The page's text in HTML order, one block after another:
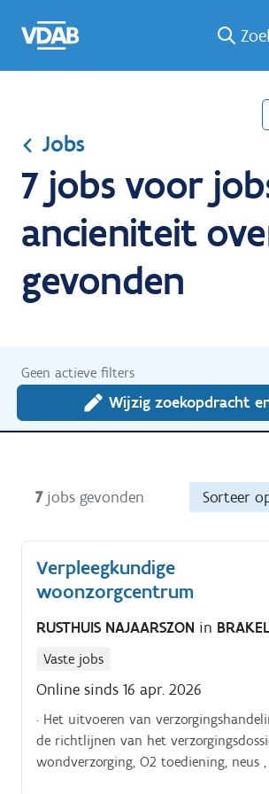
naar
een
een
job
naar
Jobs
7 jobs voor
ancieniteit
gevonden
Geen actieve filters
Wijzig zoekopdracht
7 jobs gevonden Sorteer
Verpleegkundige
woonzorgcentrum
RUSTHUIS NAJAARSZON in BRAKEL
Vaste jobs
Online sinds 16 apr. 2026
· Het uitvoeren van
de richtlijnen van het
wondverzorging, O2 toediening, neus